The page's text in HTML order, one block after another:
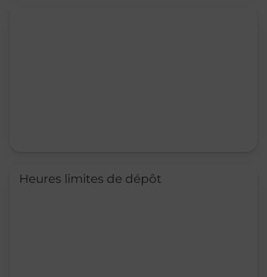
Heures limites de dépôt